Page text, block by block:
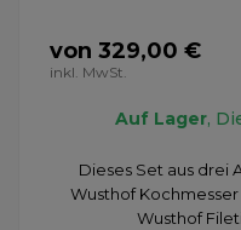
von 329,00 €
inkl. MwSt.
Auf Lager,
Dieses Set aus drei
Wusthof
Wusthof